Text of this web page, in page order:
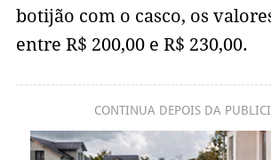
botijão com o casco, os
entre R$ 200,00 e R$ 230,00.
CONTINUA DEPOIS DA